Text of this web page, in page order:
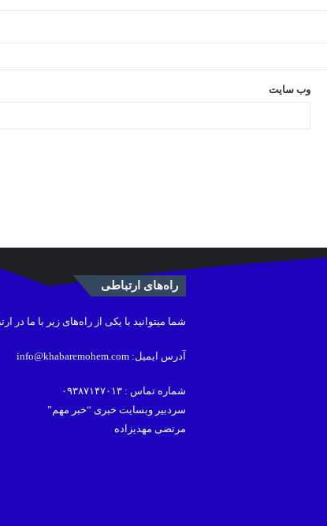
وب‌ سایت
راه‌های ارتباطی
شما میتوانید با یکی از راه‌های زیر با ما در
آدرس ایمیل: info@khabaremohem.com
شماره تماس : ۰۹۳۸۷۱۴۷۰۱۳
سردبیر وبسایت خبری “خبر مهم”
مرتضی مهدیزاده